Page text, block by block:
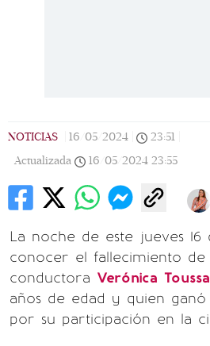
NOTICIAS 16/05/2024 23:51
Actualizada
16/05/2024 23:55
La noche de este jueves
conocer el fallecimiento de
conductora Verónica
años de edad y quien
por su participación en la